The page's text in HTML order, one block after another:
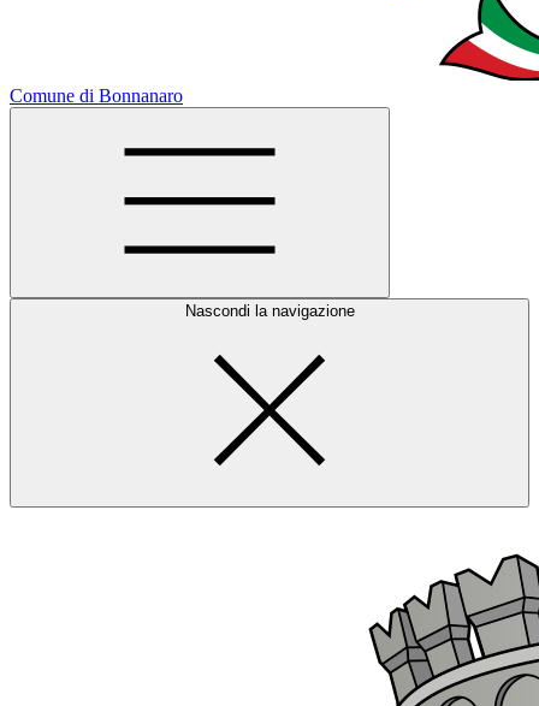
Comune di Bonnanaro
Nascondi la navigazione